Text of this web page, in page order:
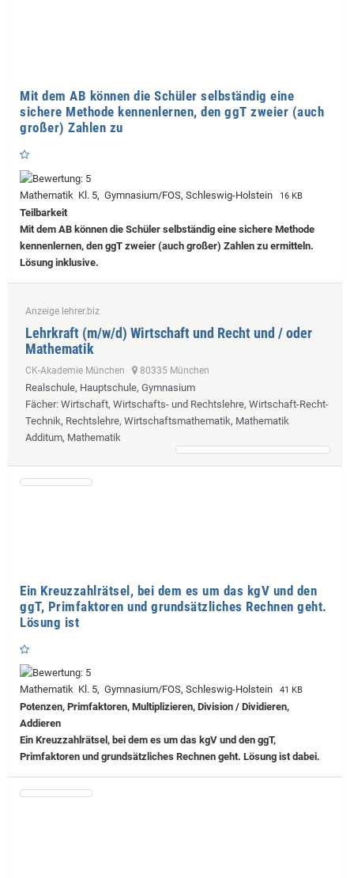
Mit dem AB können die Schüler selbständig eine
sichere Methode kennenlernen, den ggT zweier (auch
großer) Zahlen zu
Mathematik Kl. 5, Gymnasium/FOS, Schleswig-Holstein 16 KB
Teilbarkeit
Mit dem AB können die Schüler selbständig eine sichere Methode
kennenlernen, den ggT zweier (auch großer) Zahlen zu ermitteln.
Lösung inklusive.
Anzeige lehrer.biz
Lehrkraft (m/w/d) Wirtschaft und Recht und / oder
Mathematik
CK-Akademie München 80335 München
Realschule, Hauptschule, Gymnasium
Fächer: Wirtschaft, Wirtschafts- und Rechtslehre, Wirtschaft-Recht-
Technik, Rechtslehre, Wirtschaftsmathematik, Mathematik
Additum, Mathematik
Ein Kreuzzahlrätsel, bei dem es um das kgV und den
ggT, Primfaktoren und grundsätzliches Rechnen geht.
Lösung ist
Mathematik Kl. 5, Gymnasium/FOS, Schleswig-Holstein 41 KB
Potenzen, Primfaktoren, Multiplizieren, Division / Dividieren,
Addieren
Ein Kreuzzahlrätsel, bei dem es um das kgV und den ggT,
Primfaktoren und grundsätzliches Rechnen geht. Lösung ist dabei.